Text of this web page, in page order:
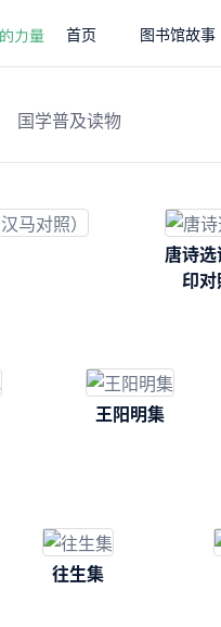
首页 图书馆故事
国学普及读物
唐诗
印对
王阳明集
往生集